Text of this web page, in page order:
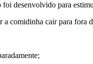
desenvolvido para
a comidinha cair para fora